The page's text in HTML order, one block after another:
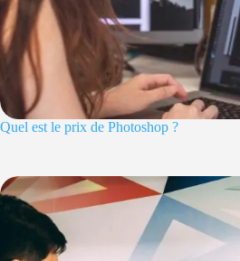
Quel est le prix de Photoshop ?